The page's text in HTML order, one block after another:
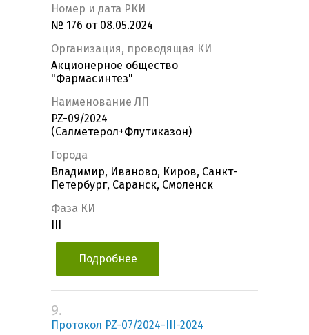
Номер и дата РКИ
№ 176 от 08.05.2024
Организация, проводящая КИ
Акционерное общество
"Фармасинтез"
Наименование ЛП
PZ-09/2024
(Салметерол+Флутиказон)
Города
Владимир, Иваново, Киров, Санкт-
Петербург, Саранск, Смоленск
Фаза КИ
Подробнее
9.
Протокол PZ-07/2024-III-2024